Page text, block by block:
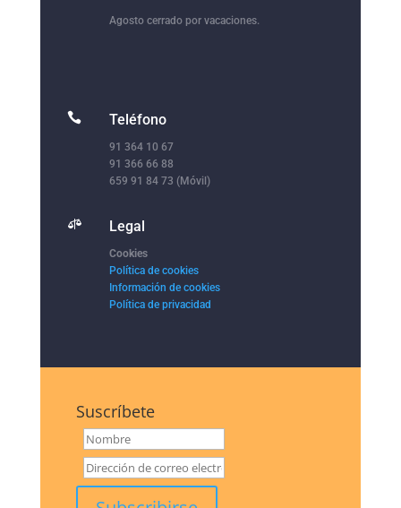
Agosto cerrado por vacaciones.
 Teléfono
91 364 10 67
91 366 66 88
659 91 84 73 (Móvil)
 Legal
Cookies
Política de cookies
Información de cookies
Política de privacidad
Suscríbete